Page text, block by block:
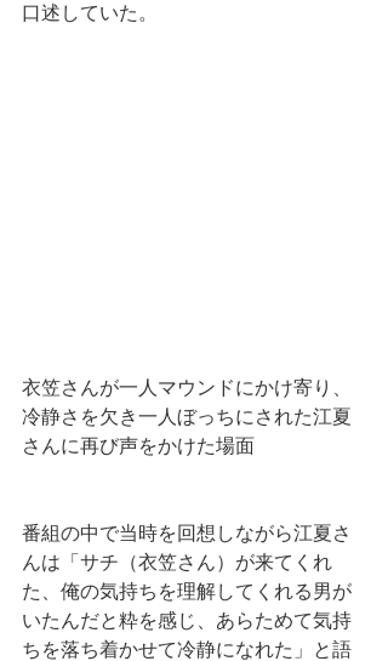
口述していた。
衣笠さんが一人マウンドにかけ寄り、
冷静さを欠き一人ぼっちにされた江夏
さんに再び声をかけた場面
番組の中で当時を回想しながら江夏さ
んは「サチ（衣笠さん）が来てくれ
た、俺の気持ちを理解してくれる男が
いたんだと粋を感じ、あらためて気持
ちを落ち着かせて冷静になれた」と語